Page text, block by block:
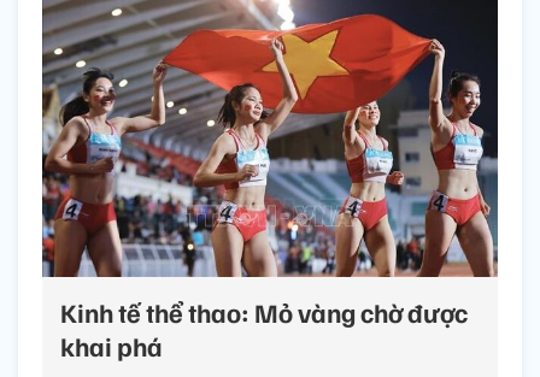
Kinh tế thể thao: Mỏ vàng chờ được
khai phá